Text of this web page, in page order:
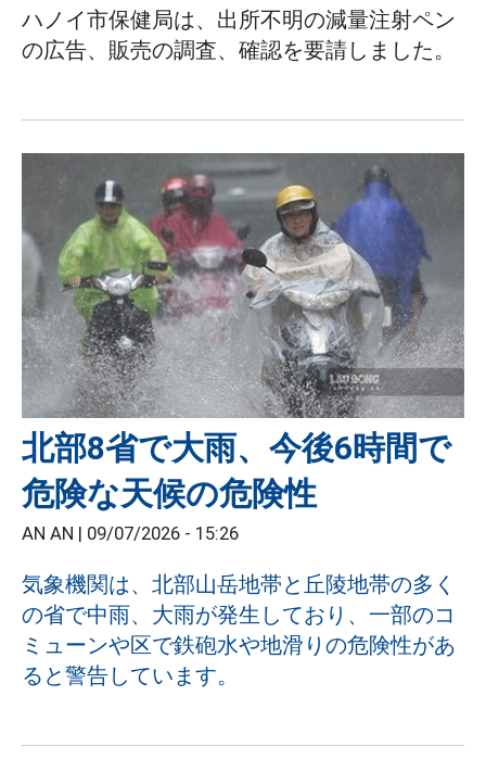
ハノイ市保健局は、出所不明の減量注射ペン
の広告、販売の調査、確認を要請しました。
北部8省で大雨、今後6時間で
危険な天候の危険性
AN AN | 09/07/2026 - 15:26
気象機関は、北部山岳地帯と丘陵地帯の多く
の省で中雨、大雨が発生しており、一部のコ
ミューンや区で鉄砲水や地滑りの危険性があ
ると警告しています。